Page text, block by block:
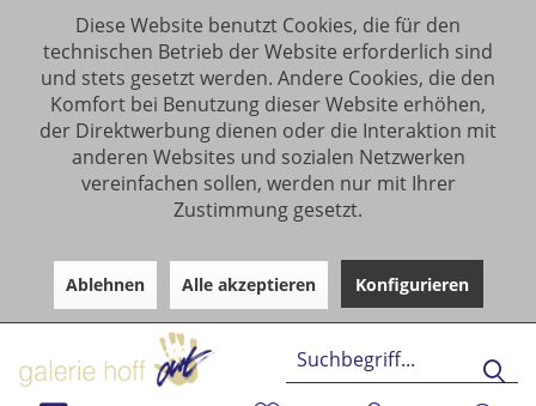
Diese Website benutzt Cookies, die für den
technischen Betrieb der Website erforderlich sind
und stets gesetzt werden. Andere Cookies, die den
Komfort bei Benutzung dieser Website erhöhen,
der Direktwerbung dienen oder die Interaktion mit
anderen Websites und sozialen Netzwerken
vereinfachen sollen, werden nur mit Ihrer
Zustimmung gesetzt.
Ablehnen Alle akzeptieren Konfigurieren